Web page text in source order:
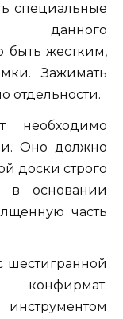
специальные
данного
быть жестким,
Зажимать
отдельности.
необходимо
Оно должно
доски строго
в основании
часть
конфирмат.